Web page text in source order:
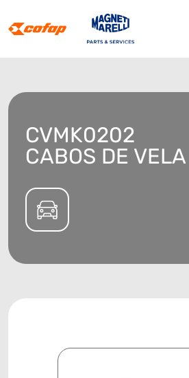
CVMK0202
CABOS DE VELA